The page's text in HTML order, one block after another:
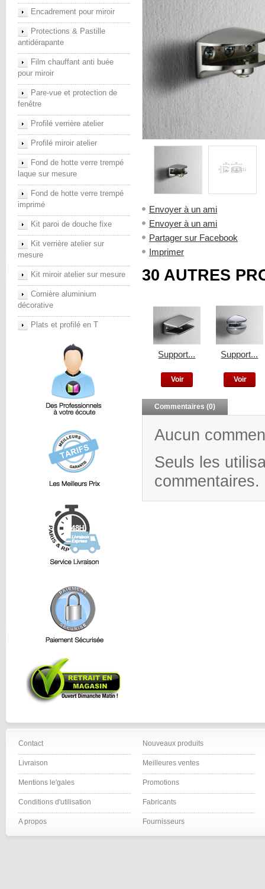
Encadrement pour miroir
Protections & Pastille
antidérapante
Film chauffant anti buée
pour miroir
Pare-vue et protection de
fenêtre
Profilé verrière atelier
Profilé miroir atelier
Fond de hotte verre trempé
laque sur mesure
Fond de hotte verre trempé
imprimé
Kit paroi de douche fixe
Kit verrière atelier sur
mesure
Kit miroir atelier sur mesure
Cornière aluminium
décorative
Plats et profilé en T
Envoyer à un ami
Envoyer à un ami
Partager sur Facebook
Imprimer
30 AUTRES
Support...
Voir
Support...
Voir
Commentaires (0)
Aucun
Seuls les
commentaires.
Contact
Livraison
Mentions le'gales
Conditions d'utilisation
A propos
Nouveaux produits
Meilleures ventes
Promotions
Fabricants
Fournisseurs